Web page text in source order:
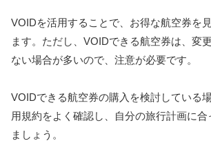
VOIDを活用することで、お得な航空券を
ます。ただし、VOIDできる航空券は、変
ない場合が多いので、注意が必要です。
VOIDできる航空券の購入を検討している
用規約をよく確認し、自分の旅行計画に
ましょう。